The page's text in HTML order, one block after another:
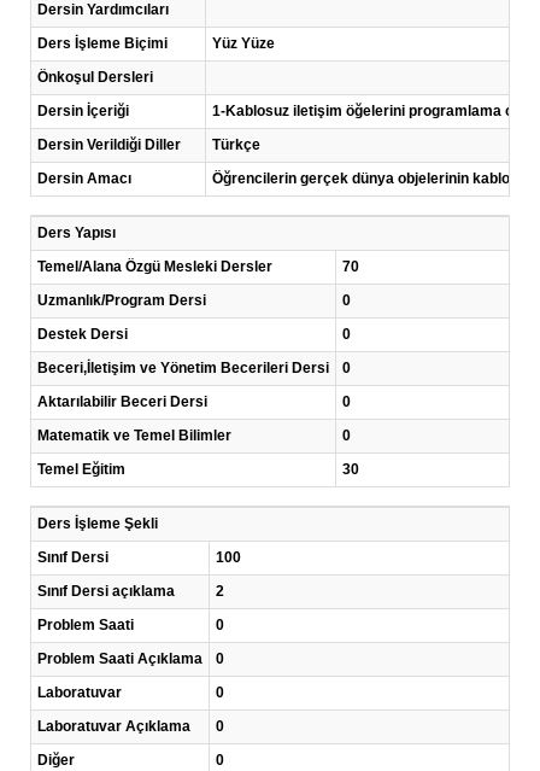
Dersin Yardımcıları
Ders İşleme Biçimi
Yüz Yüze
Önkoşul Dersleri
Dersin İçeriği
1-Kablosuz iletişim öğelerini programlama
Dersin Verildiği Diller
Türkçe
Dersin Amacı
Öğrencilerin gerçek dünya objelerinin kablosuz
Ders Yapısı
Temel/Alana Özgü Mesleki Dersler
70
Uzmanlık/Program Dersi
0
Destek Dersi
0
Beceri,İletişim ve Yönetim Becerileri Dersi
0
Aktarılabilir Beceri Dersi
0
Matematik ve Temel Bilimler
0
Temel Eğitim
30
Ders İşleme Şekli
Sınıf Dersi
100
Sınıf Dersi açıklama
2
Problem Saati
0
Problem Saati Açıklama
0
Laboratuvar
0
Laboratuvar Açıklama
0
Diğer
0